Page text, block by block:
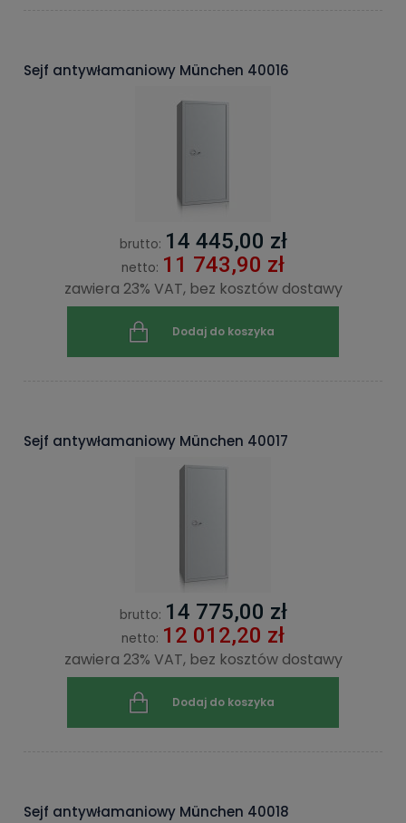
Sejf antywłamaniowy München 40016
brutto: 14 445,00 zł
netto: 11 743,90 zł
zawiera 23% VAT, bez kosztów dostawy
Dodaj do koszyka
Sejf antywłamaniowy München 40017
brutto: 14 775,00 zł
netto: 12 012,20 zł
zawiera 23% VAT, bez kosztów dostawy
Dodaj do koszyka
Sejf antywłamaniowy München 40018